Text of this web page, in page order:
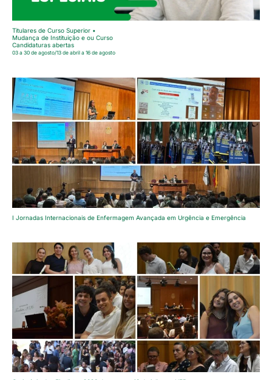
Titulares de Curso Superior •
Mudança de Instituição e ou Curso
Candidaturas abertas
03 a 30 de agosto/13 de abril a 16 de agosto
I Jornadas Internacionais de Enfermagem Avançada em Urgência e Emergência